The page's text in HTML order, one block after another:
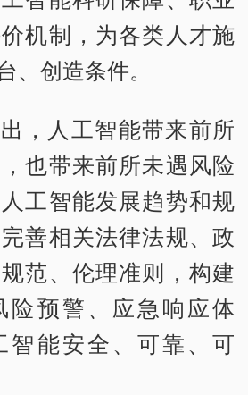
机制，为各类人才施
、创造条件。
，人工智能带来前所
也带来前所未遇风险
工智能发展趋势和规
善相关法律法规、政
范、伦理准则，构建
险预警、应急响应体
智能安全、可靠、可